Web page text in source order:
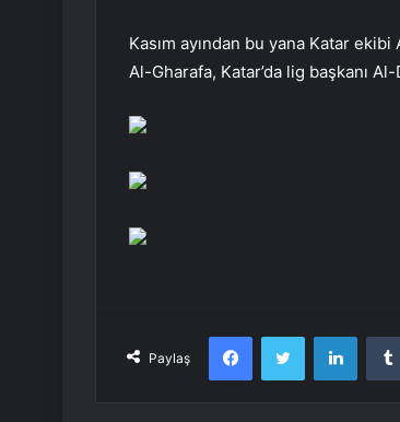
Kasım ayından bu yana Katar
Al-Gharafa, Katar’da lig başkanı
Paylaş
FacebookTwitter